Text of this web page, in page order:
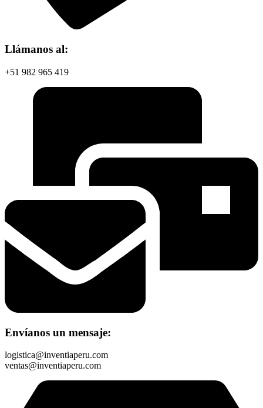
Llámanos al:
+51 982 965 419
Envíanos un mensaje:
logistica@inventiaperu.com
ventas@inventiaperu.com